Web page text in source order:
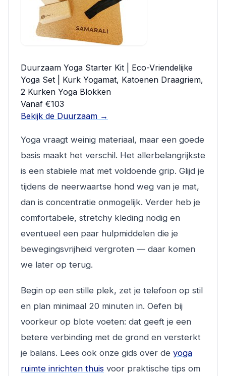
Duurzaam Yoga Starter Kit | Eco-Vriendelijke
Yoga Set | Kurk Yogamat, Katoenen Draagriem,
2 Kurken Yoga Blokken
Vanaf €103
Bekijk de Duurzaam →
Yoga vraagt weinig materiaal, maar een goede
basis maakt het verschil. Het allerbelangrijkste
is een stabiele mat met voldoende grip. Glijd je
tijdens de neerwaartse hond weg van je mat,
dan is concentratie onmogelijk. Verder heb je
comfortabele, stretchy kleding nodig en
eventueel een paar hulpmiddelen die je
bewegingsvrijheid vergroten — daar komen
we later op terug.
Begin op een stille plek, zet je telefoon op stil
en plan minimaal 20 minuten in. Oefen bij
voorkeur op blote voeten: dat geeft je een
betere verbinding met de grond en versterkt
je balans. Lees ook onze gids over de yoga
ruimte inrichten thuis voor praktische tips om